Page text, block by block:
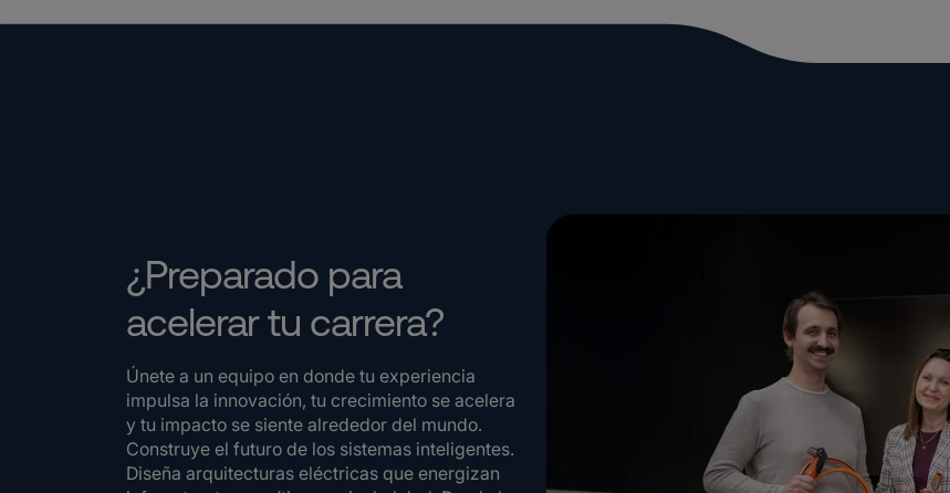
¿Preparado para
acelerar tu carrera?
Únete a un equipo en donde tu experiencia
impulsa la innovación, tu crecimiento se acelera
y tu impacto se siente alrededor del mundo.
Construye el futuro de los sistemas inteligentes.
Diseña arquitecturas eléctricas que energizan